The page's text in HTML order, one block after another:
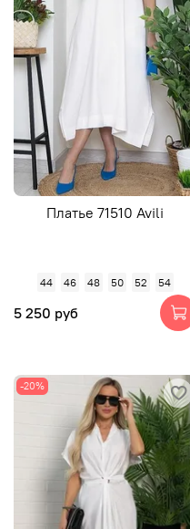
Платье 71510 Avili
44 46 48 50 52 54
5 250 руб
-20%